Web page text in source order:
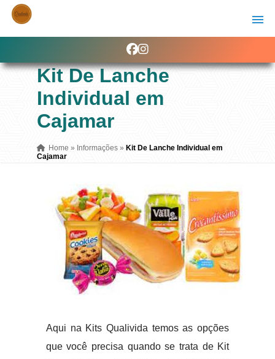
Kit De Lanche
Individual em
Cajamar
Home » Informações » Kit De Lanche Individual em
Cajamar
Aqui na Kits Qualivida temos as opções
que você precisa quando se trata de Kit